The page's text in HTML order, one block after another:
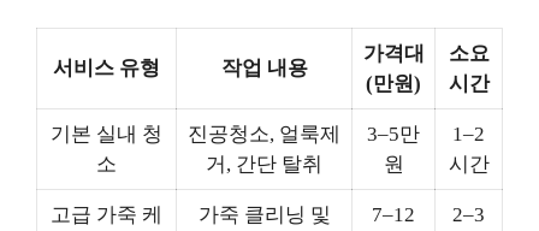
서비스 유형 작업 내용
가격대
(만원)
소요
시간
기본 실내 청
소
진공청소, 얼룩제
거, 간단 탈취
3–5만
원
1–2
시간
고급 가죽 케
가죽 클리닝 및
7–12
2–3